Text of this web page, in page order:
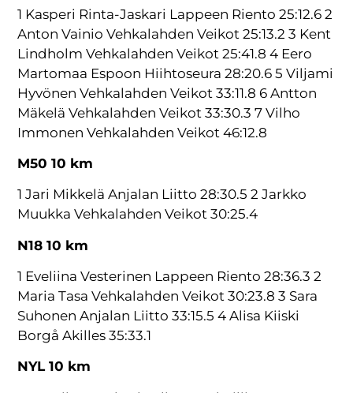
1 Kasperi Rinta-Jaskari Lappeen Riento 25:12.6 2
Anton Vainio Vehkalahden Veikot 25:13.2 3 Kent
Lindholm Vehkalahden Veikot 25:41.8 4 Eero
Martomaa Espoon Hiihtoseura 28:20.6 5 Viljami
Hyvönen Vehkalahden Veikot 33:11.8 6 Antton
Mäkelä Vehkalahden Veikot 33:30.3 7 Vilho
Immonen Vehkalahden Veikot 46:12.8
M50 10 km
1 Jari Mikkelä Anjalan Liitto 28:30.5 2 Jarkko
Muukka Vehkalahden Veikot 30:25.4
N18 10 km
1 Eveliina Vesterinen Lappeen Riento 28:36.3 2
Maria Tasa Vehkalahden Veikot 30:23.8 3 Sara
Suhonen Anjalan Liitto 33:15.5 4 Alisa Kiiski
Borgå Akilles 35:33.1
NYL 10 km